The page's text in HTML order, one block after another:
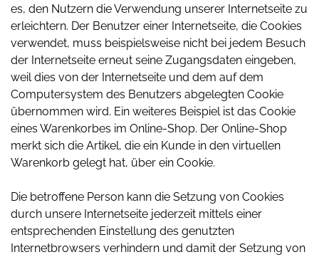
es, den Nutzern die Verwendung unserer Internetseite zu
erleichtern. Der Benutzer einer Internetseite, die Cookies
verwendet, muss beispielsweise nicht bei jedem Besuch
der Internetseite erneut seine Zugangsdaten eingeben,
weil dies von der Internetseite und dem auf dem
Computersystem des Benutzers abgelegten Cookie
übernommen wird. Ein weiteres Beispiel ist das Cookie
eines Warenkorbes im Online-Shop. Der Online-Shop
merkt sich die Artikel, die ein Kunde in den virtuellen
Warenkorb gelegt hat, über ein Cookie.
Die betroffene Person kann die Setzung von Cookies
durch unsere Internetseite jederzeit mittels einer
entsprechenden Einstellung des genutzten
Internetbrowsers verhindern und damit der Setzung von